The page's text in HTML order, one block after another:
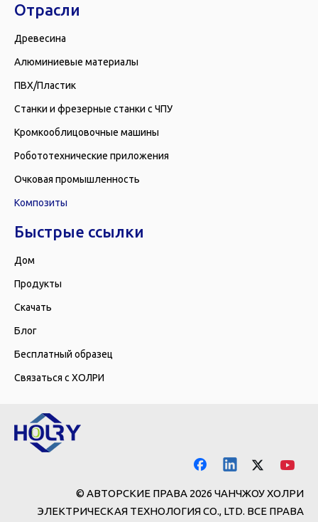
Отрасли
Древесина
Алюминиевые материалы
ПВХ/Пластик
Станки и фрезерные станки с ЧПУ
Кромкооблицовочные машины
Робототехнические приложения
Очковая промышленность
Композиты
Быстрые ссылки
Дом
Продукты
Скачать
Блог
Бесплатный образец
Связаться с ХОЛРИ
© АВТОРСКИЕ ПРАВА 2026 ЧАНЧЖОУ ХОЛРИ
ЭЛЕКТРИЧЕСКАЯ ТЕХНОЛОГИЯ CO., LTD. ВСЕ ПРАВА